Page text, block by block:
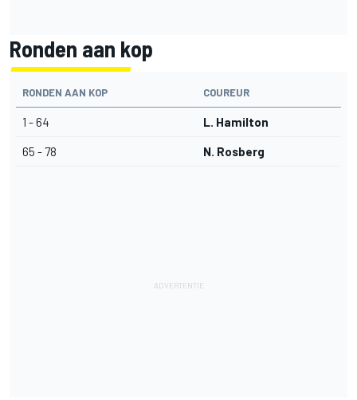
Ronden aan kop
RONDEN AAN KOP COUREUR
1 - 64 L. Hamilton
65 - 78 N. Rosberg